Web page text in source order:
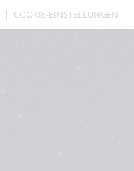
COOKIE-EINSTELLUNGEN